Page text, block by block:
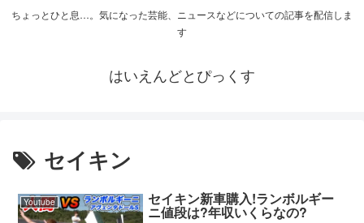
ちょっとひと息…。気になった芸能、ニュースなどについての記事を配信しま
す
はいえんどとぴっくす
セイキン
Youtube セイキン新車購入!ランボルギー
ニ値段は?年収いくらなの?